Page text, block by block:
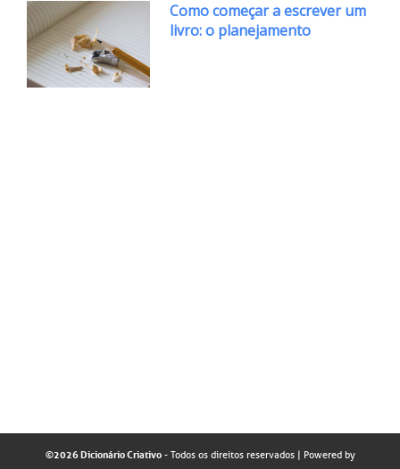
Como começar a escrever um
livro: o planejamento
©2026 Dicionário Criativo- Todos os direitos reservados| Powered by